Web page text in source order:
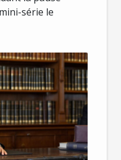
série le